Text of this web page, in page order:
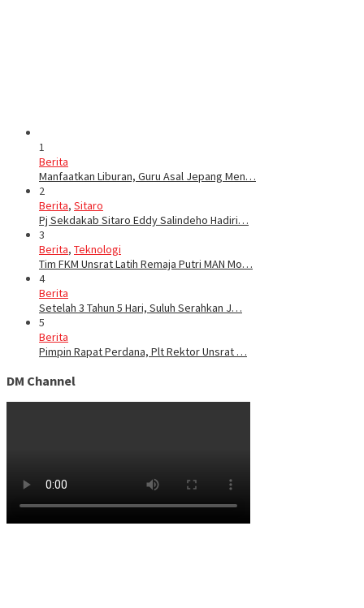
1
Berita
Manfaatkan Liburan, Guru Asal Jepang Men…
2
Berita, Sitaro
Pj Sekdakab Sitaro Eddy Salindeho Hadiri…
3
Berita, Teknologi
Tim FKM Unsrat Latih Remaja Putri MAN Mo…
4
Berita
Setelah 3 Tahun 5 Hari, Suluh Serahkan J…
5
Berita
Pimpin Rapat Perdana, Plt Rektor Unsrat …
DM Channel